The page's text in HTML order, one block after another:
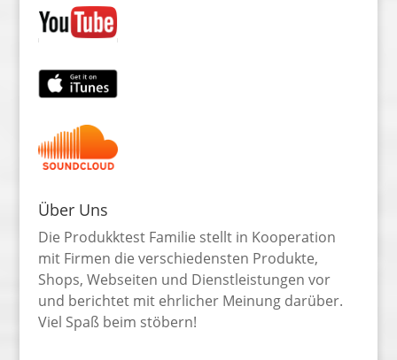
Über Uns
Die Produkktest Familie stellt in Kooperation
mit Firmen die verschiedensten Produkte,
Shops, Webseiten und Dienstleistungen vor
und berichtet mit ehrlicher Meinung darüber.
Viel Spaß beim stöbern!